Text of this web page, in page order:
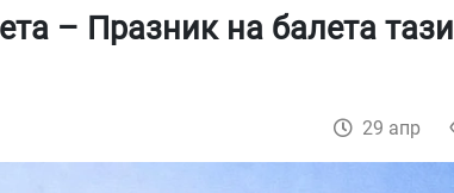
– Празник на балета тази
29 апр